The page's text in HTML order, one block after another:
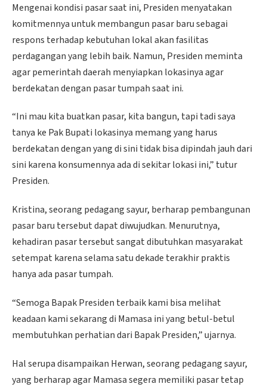
Mengenai kondisi pasar saat ini, Presiden menyatakan
komitmennya untuk membangun pasar baru sebagai
respons terhadap kebutuhan lokal akan fasilitas
perdagangan yang lebih baik. Namun, Presiden meminta
agar pemerintah daerah menyiapkan lokasinya agar
berdekatan dengan pasar tumpah saat ini.
“Ini mau kita buatkan pasar, kita bangun, tapi tadi saya
tanya ke Pak Bupati lokasinya memang yang harus
berdekatan dengan yang di sini tidak bisa dipindah jauh dari
sini karena konsumennya ada di sekitar lokasi ini,” tutur
Presiden.
Kristina, seorang pedagang sayur, berharap pembangunan
pasar baru tersebut dapat diwujudkan. Menurutnya,
kehadiran pasar tersebut sangat dibutuhkan masyarakat
setempat karena selama satu dekade terakhir praktis
hanya ada pasar tumpah.
“Semoga Bapak Presiden terbaik kami bisa melihat
keadaan kami sekarang di Mamasa ini yang betul-betul
membutuhkan perhatian dari Bapak Presiden,” ujarnya.
Hal serupa disampaikan Herwan, seorang pedagang sayur,
yang berharap agar Mamasa segera memiliki pasar tetap